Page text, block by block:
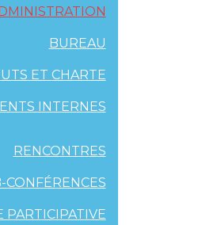
BUREAU
ET CHARTE
INTERNES
RENCONTRES
CONFÉRENCES
PARTICIPATIVE